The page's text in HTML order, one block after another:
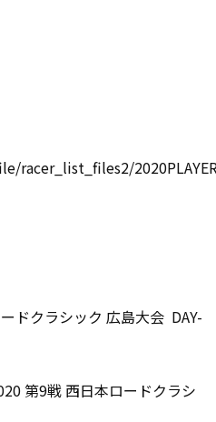
ドクラシック 広島大会 DAY-
第9戦 西日本ロードクラシ